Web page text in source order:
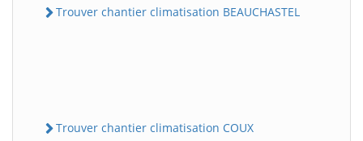
Trouver chantier climatisation BEAUCHASTEL
Trouver chantier climatisation COUX